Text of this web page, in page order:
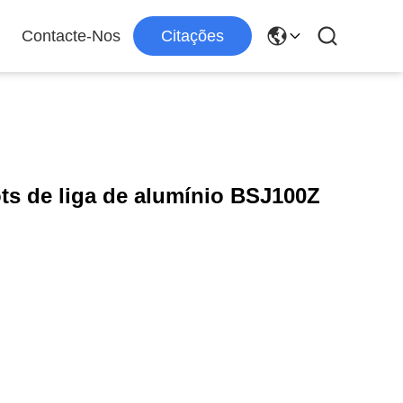
Contacte-Nos Citações
de liga de alumínio BSJ100Z